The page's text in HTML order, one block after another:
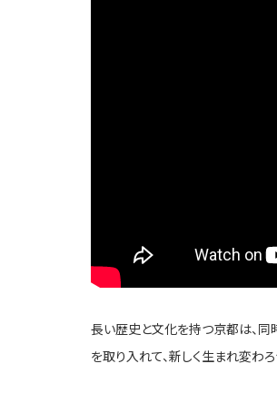
長い歴史と文化を持つ京都は、同
を取り入れて、新しく生まれ変わ